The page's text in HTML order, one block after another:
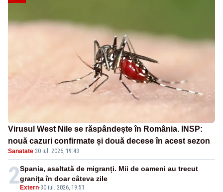
Virusul West Nile se răspândește în România. INSP:
nouă cazuri confirmate și două decese în acest sezon
Sanatate·30 iul. 2026, 19:43
2 Extern-30 iul. 2026, 19:51
Spania, asaltată de migranți. Mii de oameni au trecut
granița în doar câteva zile